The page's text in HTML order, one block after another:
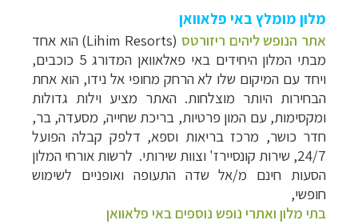
מלון מומלץ באי פלאוואן
אתר הנופש ליהים ריזורטס
(Lihim Resorts) הוא אחד
מבתי המלון היחידים באי פאלאוואן המדורג 5 כוכבים,
ויחד עם המיקום שלו לא הרחק מחופי אל נידו, הוא אחת
הבחירות היותר מוצלחות. האתר מציע וילות גדולות
ומקסימות, עם המון פרטיות, בריכת שחייה, מסעדה, בר,
חדר כושר, מרכז בריאות וספא, דלפק קבלה הפועל
24/7, שירות קונסיירז' וצוות שירותי. לרשות אורחי המלון
הסעות חינם מ/אל שדה התעופה ואופניים לשימוש
חופשי,
בתי מלון ואתרי נופש נוספים באי פלאוואן